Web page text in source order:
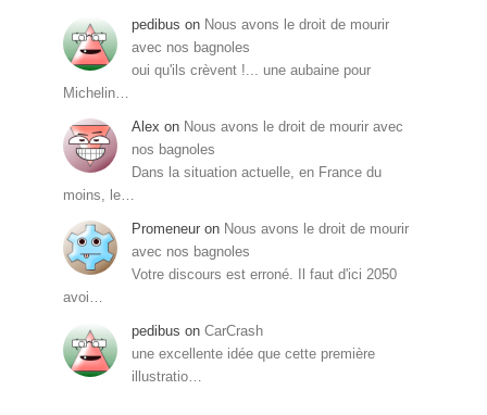
pedibus on Nous avons le droit de mourir
avec nos bagnoles
oui qu'ils crèvent !... une aubaine pour
Michelin…
Alex on Nous avons le droit de mourir avec
nos bagnoles
Dans la situation actuelle, en France du
moins, le…
Promeneur on Nous avons le droit de mourir
avec nos bagnoles
Votre discours est erroné. Il faut d'ici 2050
avoi…
pedibus on CarCrash
une excellente idée que cette première
illustratio…